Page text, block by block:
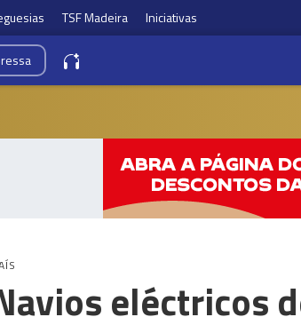
TSF Madeira Iniciativas
eléctricos